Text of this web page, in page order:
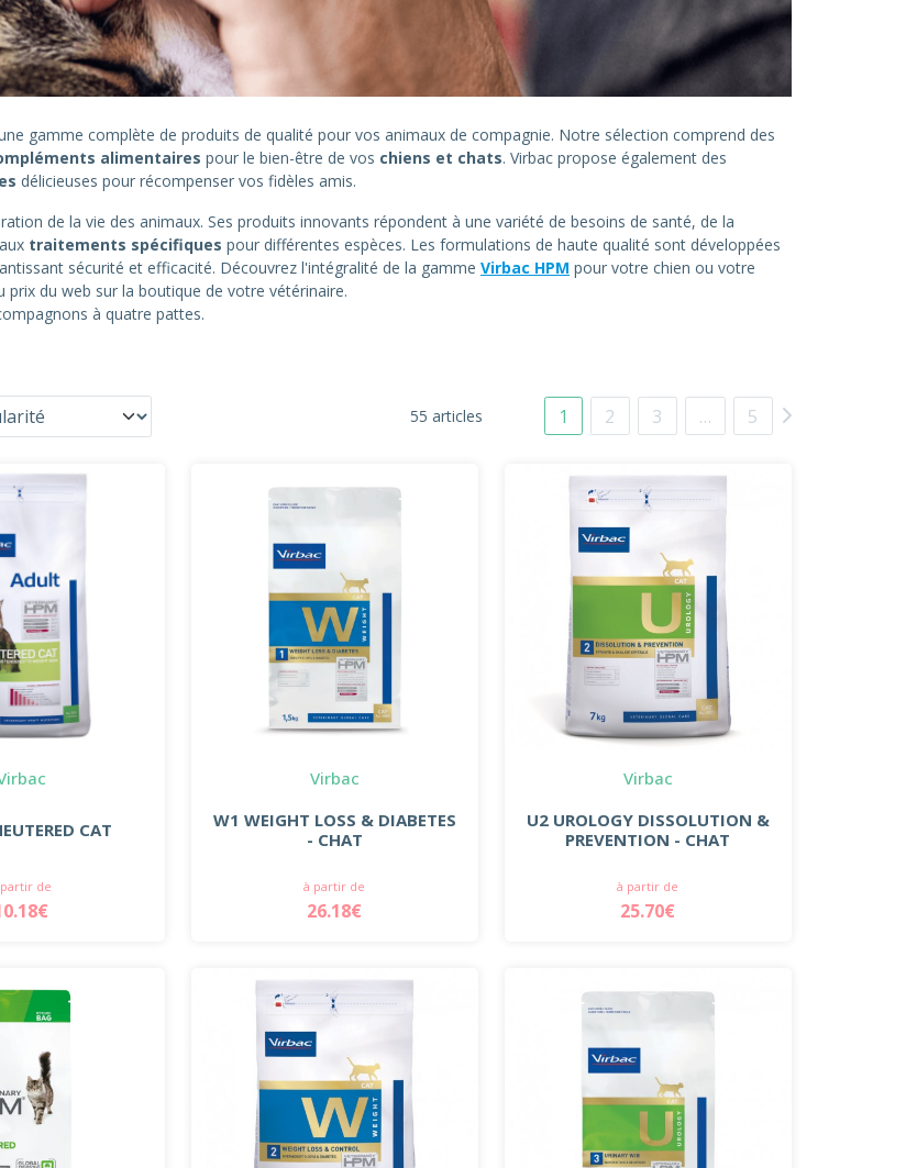
gamme complète de produits de qualité pour vos animaux de compagnie. Notre sélection comprend des
alimentaires pour le bien-être de vos chiens et chats. Virbac propose également des
délicieuses pour récompenser vos fidèles amis.
de la vie des animaux. Ses produits innovants répondent à une variété de besoins de santé, de la
traitements spécifiques pour différentes espèces. Les formulations de haute qualité sont développées
sécurité et efficacité. Découvrez l'intégralité de la gamme Virbac HPM pour votre chien ou votre
prix du web sur la boutique de votre vétérinaire.
à quatre pattes.
55 articles 1 2 3 … 5
CAT
de
Virbac
W1 WEIGHT LOSS & DIABETES
- CHAT
à partir de
26.18€
Virbac
U2 UROLOGY DISSOLUTION &
PREVENTION - CHAT
à partir de
25.70€